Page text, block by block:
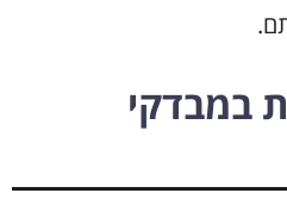
במבדקי